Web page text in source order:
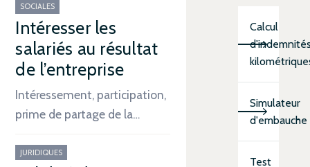
SOCIALES
Intéresser les
salariés au résultat
de l’entreprise
Intéressement, participation,
prime de partage de la…
JURIDIQUES
Calcul
Simulateur
d'embauche
Test